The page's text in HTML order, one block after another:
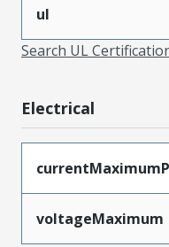
ul
Search UL
Electrical
voltageMaximum